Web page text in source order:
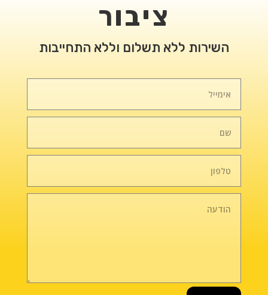
ציבור
השירות ללא תשלום וללא התחייבות